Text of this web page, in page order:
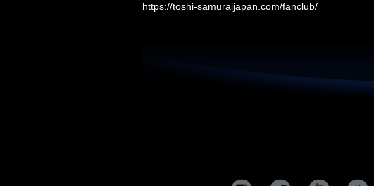
https://toshi-samuraijapan.com/fanclub/